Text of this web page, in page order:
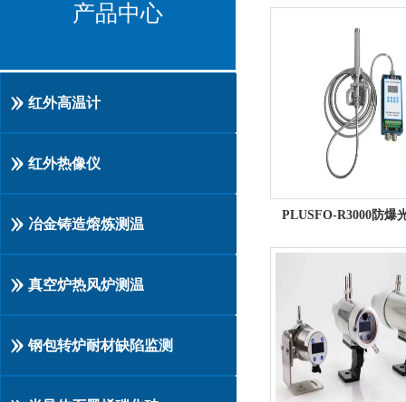
产品中心
红外高温计
红外热像仪
冶金铸造熔炼测温
真空炉热风炉测温
钢包转炉耐材缺陷监测
PLUSFO-R3000防爆